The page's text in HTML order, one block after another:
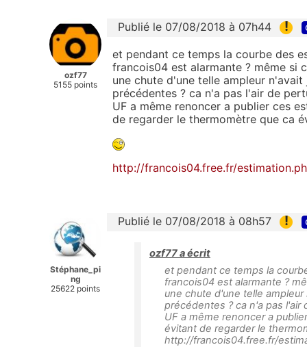
ozf77
5155 points
Publié le 07/08/2018 à 07h44 !
et pendant ce temps la courbe des
francois04 est alarmante ? même si
une chute d'une telle ampleur
précédentes ? ca n'a pas l'air de
UF a même renoncer a publier ces
de regarder le thermomètre que ca
http://francois04.free.fr/
Stéphane_pi
ng
25622 points
Publié le 07/08/2018 à 08h57 !
ozf77 a écrit
et pendant ce temps la
francois04 est alarmante ?
une chute d'une telle
précédentes ? ca n'a pas
UF a même renoncer a
évitant de regarder le
http://francois04.free.fr/